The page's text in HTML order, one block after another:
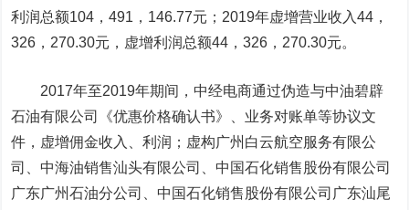
利润总额104，491，146.77元；2019年虚增营业收入44，
326，270.30元，虚增利润总额44，326，270.30元。
2017年至2019年期间，中经电商通过伪造与中油碧辟
石油有限公司《优惠价格确认书》、业务对账单等协议文
件，虚增佣金收入、利润；虚构广州白云航空服务有限公
司、中海油销售汕头有限公司、 中国石化销售股份有限公司
广东广州石油分公司、中国石化销售股份有限公司广东汕尾